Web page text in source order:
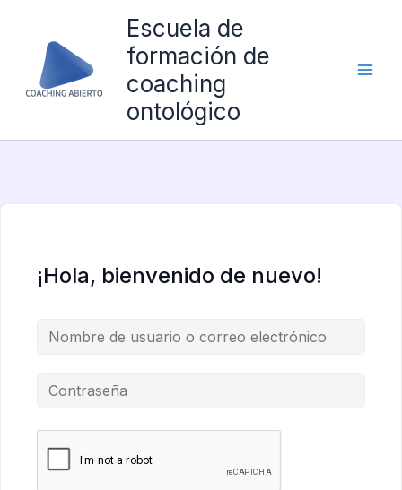
contenido
Escuela de
formación de
coaching
ontológico
¡Hola, bienvenido de nuevo!